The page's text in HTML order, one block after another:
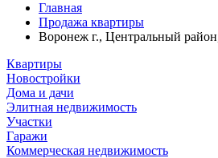
Главная
Продажа квартиры
Воронеж г., Центральный
Квартиры
Новостройки
Дома и дачи
Элитная недвижимость
Участки
Гаражи
Коммерческая недвижимость